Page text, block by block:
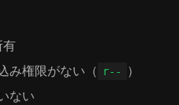
有
み権限がない（ r--
）
ない